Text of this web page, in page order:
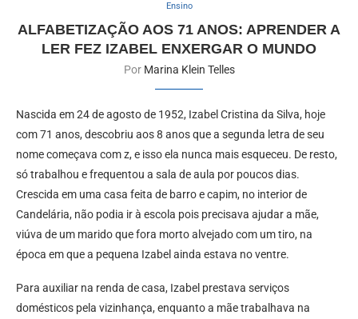
Ensino
ALFABETIZAÇÃO AOS 71 ANOS: APRENDER A
LER FEZ IZABEL ENXERGAR O MUNDO
Por Marina Klein Telles
Nascida em 24 de agosto de 1952, Izabel Cristina da Silva, hoje
com 71 anos, descobriu aos 8 anos que a segunda letra de seu
nome começava com z, e isso ela nunca mais esqueceu. De resto,
só trabalhou e frequentou a sala de aula por poucos dias.
Crescida em uma casa feita de barro e capim, no interior de
Candelária, não podia ir à escola pois precisava ajudar a mãe,
viúva de um marido que fora morto alvejado com um tiro, na
época em que a pequena Izabel ainda estava no ventre.
Para auxiliar na renda de casa, Izabel prestava serviços
domésticos pela vizinhança, enquanto a mãe trabalhava na